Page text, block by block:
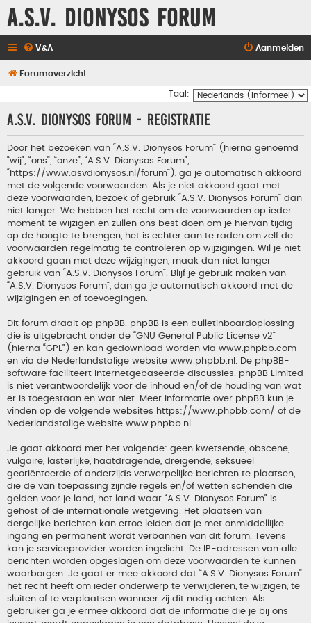
A.S.V. Dionysos Forum
V&A Aanmelden
Forumoverzicht
Taal:
A.S.V. Dionysos Forum - Registratie
Door het bezoeken van “A.S.V. Dionysos Forum” (hierna genoemd
“wij”, “ons”, “onze”, “A.S.V. Dionysos Forum”,
“https://www.asvdionysos.nl/forum”), ga je automatisch akkoord
met de volgende voorwaarden. Als je niet akkoord gaat met
deze voorwaarden, bezoek of gebruik “A.S.V. Dionysos Forum” dan
niet langer. We hebben het recht om de voorwaarden op ieder
moment te wijzigen en zullen ons best doen om je hiervan tijdig
op de hoogte te brengen, het is echter aan te raden om zelf de
voorwaarden regelmatig te controleren op wijzigingen. Wil je niet
akkoord gaan met deze wijzigingen, maak dan niet langer
gebruik van “A.S.V. Dionysos Forum”. Blijf je gebruik maken van
“A.S.V. Dionysos Forum”, dan ga je automatisch akkoord met de
wijzigingen en of toevoegingen.
Dit forum draait op phpBB. phpBB is een bulletinboardoplossing
die is uitgebracht onder de “GNU General Public License v2”
(hierna “GPL”) en kan gedownload worden via www.phpbb.com
en via de Nederlandstalige website www.phpbb.nl . De phpBB-
software faciliteert internetgebaseerde discussies. phpBB Limited
is niet verantwoordelijk voor de inhoud en/of de houding van wat
er is toegestaan en wat niet. Meer informatie over phpBB kun je
vinden op de volgende websites https://www.phpbb.com/ of de
Nederlandstalige website www.phpbb.nl
Je gaat akkoord met het volgende: geen kwetsende, obscene,
vulgaire, lasterlijke, haatdragende, dreigende, seksueel
georiënteerde of anderzijds verwerpelijke berichten te plaatsen,
die de van toepassing zijnde regels en/of wetten schenden die
gelden voor je land, het land waar “A.S.V. Dionysos Forum” is
gehost of de internationale wetgeving. Het plaatsen van
dergelijke berichten kan ertoe leiden dat je met onmiddellijke
ingang en permanent wordt verbannen van dit forum. Tevens
kan je serviceprovider worden ingelicht. De IP-adressen van alle
berichten worden opgeslagen om deze voorwaarden te kunnen
waarborgen. Je gaat er mee akkoord dat “A.S.V. Dionysos Forum”
het recht heeft om ieder onderwerp te verwijderen, te wijzigen, te
sluiten of te verplaatsen wanneer zij dit nodig achten. Als
gebruiker ga je ermee akkoord dat de informatie die je bij ons